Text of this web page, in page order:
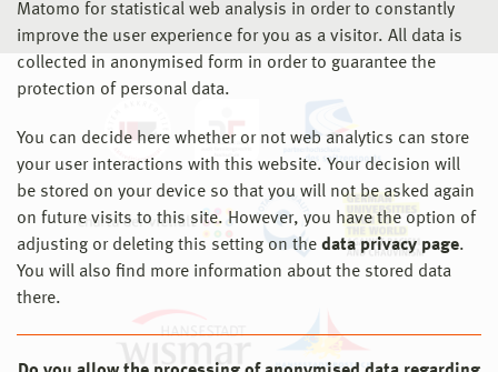
Matomo for statistical web analysis in order to constantly
improve the user experience for you as a visitor. All data is
collected in anonymised form in order to guarantee the
protection of personal data.
You can decide here whether or not web analytics can store
your user interactions with this website. Your decision will
be stored on your device so that you will not be asked again
on future visits to this site. However, you have the option of
adjusting or deleting this setting on the data privacy page.
You will also find more information about the stored data
there.